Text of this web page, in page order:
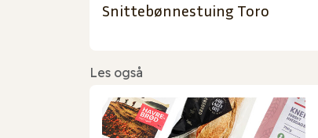
Snittebønnestuing Toro
Les også